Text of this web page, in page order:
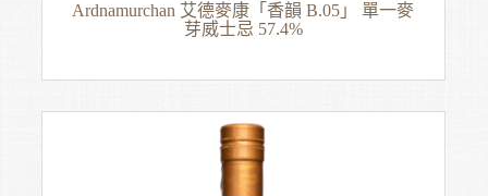
Ardnamurchan 艾德麥康「香韻 B.05」 單一麥
芽威士忌 57.4%